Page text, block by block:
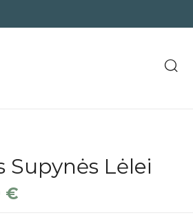
Supynės Lėlei
€